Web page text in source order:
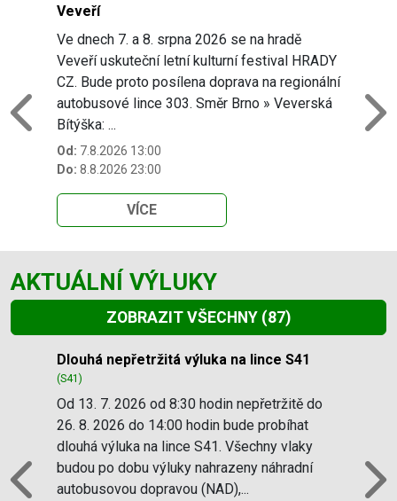
Veveří
Ve dnech 7. a 8. srpna 2026 se na hradě
Veveří uskuteční letní kulturní festival HRADY
CZ. Bude proto posílena doprava na regionální
autobusové lince 303. Směr Brno » Veverská
Bítýška: ...
Od: 7.8.2026 13:00
Do: 8.8.2026 23:00
VÍCE
Previous
AKTUÁLNÍ VÝLUKY
ZOBRAZIT VŠECHNY (87)
Slide 1 of 87
Dlouhá nepřetržitá výluka na lince S41
(S41)
Od 13. 7. 2026 od 8:30 hodin nepřetržitě do
26. 8. 2026 do 14:00 hodin bude probíhat
dlouhá výluka na lince S41. Všechny vlaky
budou po dobu výluky nahrazeny náhradní
autobusovou dopravou (NAD),...
Previous